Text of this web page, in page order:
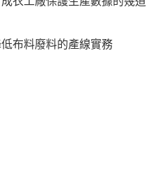
布料廢料的產線實務